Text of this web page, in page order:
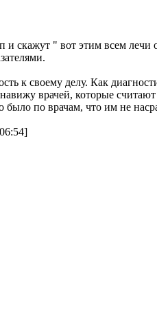
и скажут " вот этим всем лечи
к своему делу. Как
врачей, которые
по врачам, что им не